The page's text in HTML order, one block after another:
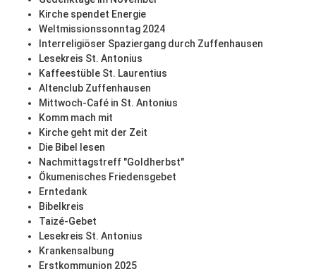
Kirche spendet Energie
Weltmissionssonntag 2024
Interreligiöser Spaziergang durch Zuffenhausen
Lesekreis St. Antonius
Kaffeestüble St. Laurentius
Altenclub Zuffenhausen
Mittwoch-Café in St. Antonius
Komm mach mit
Kirche geht mit der Zeit
Die Bibel lesen
Nachmittagstreff "Goldherbst"
Ökumenisches Friedensgebet
Erntedank
Bibelkreis
Taizé-Gebet
Lesekreis St. Antonius
Krankensalbung
Erstkommunion 2025